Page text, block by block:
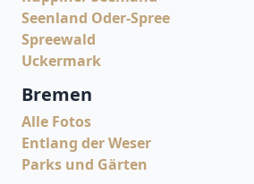
Seenland Oder-Spree
Spreewald
Uckermark
Bremen
Alle Fotos
Entlang der Weser
Parks und Gärten